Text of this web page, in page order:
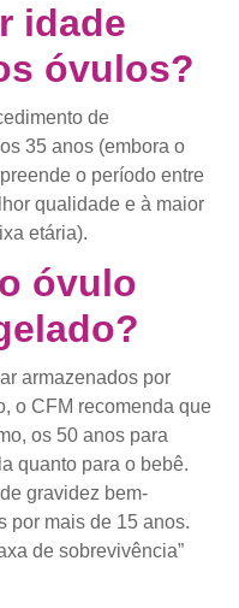
idade
óvulos?
de
35 anos (embora o
o período entre
qualidade e à maior
etária).
óvulo
armazenados por
o CFM recomenda que
os 50 anos para
quanto para o bebê.
gravidez bem-
por mais de 15 anos.
de sobrevivência”